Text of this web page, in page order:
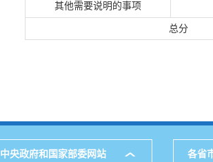
其他需要说明的事项
总分
中央政府和国家部委网站 各省